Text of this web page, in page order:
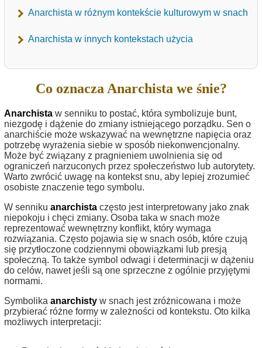
Anarchista w różnym kontekście kulturowym w snach
Anarchista w innych kontekstach użycia
Co oznacza Anarchista we śnie?
Anarchista w senniku to postać, która symbolizuje bunt,
niezgodę i dążenie do zmiany istniejącego porządku. Sen o
anarchiście może wskazywać na wewnętrzne napięcia oraz
potrzebę wyrażenia siebie w sposób niekonwencjonalny.
Może być związany z pragnieniem uwolnienia się od
ograniczeń narzuconych przez społeczeństwo lub autorytety.
Warto zwrócić uwagę na kontekst snu, aby lepiej zrozumieć
osobiste znaczenie tego symbolu.
W senniku anarchista często jest interpretowany jako znak
niepokoju i chęci zmiany. Osoba taka w snach może
reprezentować wewnętrzny konflikt, który wymaga
rozwiązania. Często pojawia się w snach osób, które czują
się przytłoczone codziennymi obowiązkami lub presją
społeczną. To także symbol odwagi i determinacji w dążeniu
do celów, nawet jeśli są one sprzeczne z ogólnie przyjętymi
normami.
Symbolika anarchisty w snach jest zróżnicowana i może
przybierać różne formy w zależności od kontekstu. Oto kilka
możliwych interpretacji: